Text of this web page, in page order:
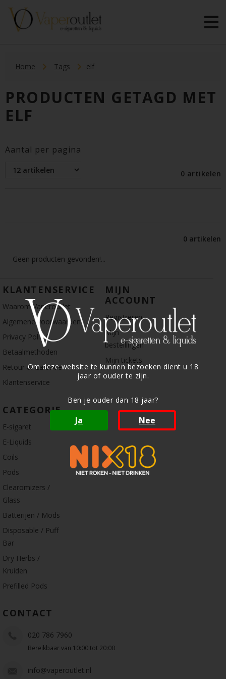
Om deze website te kunnen bezoeken dient u 18
jaar of ouder te zijn.
Ben je ouder dan 18 jaar?
Ja Nee
Home Tags elf
PRODUCTEN GETAGD MET
ELF
Aantal per pagina
0 artikelen
0 artikelen
Geen producten gevonden!...
KLANTENSERVICE
Waarom Vaperoutlet
Algemene voorwaarden
Privacy Policy
Betaalmethoden
Retour & Garantie
Klantenservice
MIJN
ACCOUNT
Registreren
Mijn
bestellingen
Mijn tickets
CATEGORIE
E-sigaret
E-Liquids
Coils
Pods
Clearomizers /
Glass
Batterijen / Mods
Disposable / Puff
Bar
Dry Herbs /
Kruiden
Prefilled Pods
CONTACT
020 786 7960
Bereikbaar van 10:00 tot 20:00
info@vaperoutlet.nl